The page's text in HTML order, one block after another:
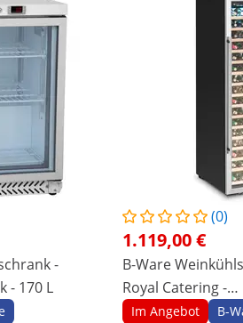
-
- 170 L
(0)
1.119,00 €
B-Ware
Royal Catering -
Im Angebot B-
frisches Gemüse,
und über einen längeren
reichlich Stauraum, um alle
des Innenraums stehen Ihnen 6
entsprechend der Größe der
flache Aufschnittplatten –
wird.
garantieren eine
alle Lebensmittel im Gastro